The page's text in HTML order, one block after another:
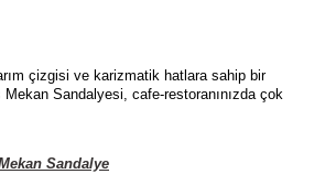
çizgisi ve karizmatik hatlara sahip bir
Sandalyesi, cafe-restoranınızda çok
Sandalye